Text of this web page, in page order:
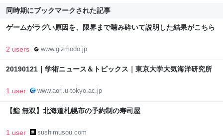
同時期にブックマークされた記事
ゲームがラグい原因を、限界まで噛み砕いて説明した結果がこちら
2 users www.gizmodo.jp
20190121｜学術ニュース＆トピックス｜東京大学大気海洋研究所
1 user www.aori.u-tokyo.ac.jp
【鮨 無双】北海道札幌市の予約制の寿司屋
1 user sushimusou.com